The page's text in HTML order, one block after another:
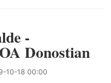
-
Donostian
10-18 00:00